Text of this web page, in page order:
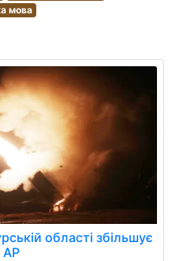
мова
області збільшує